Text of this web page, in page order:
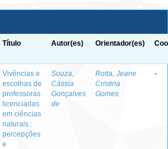
Título Autor(es) Orientador(es)
Vivências e
escolhas de
professoras
licenciadas
em ciências
naturais :
percepções
e
Souza,
Cássia
Gonçalves
de
Rotta, Jeane
Cristina
Gomes
-